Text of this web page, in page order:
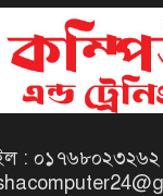
বিজ্ঞপ্তি
Dinajpur
বেসরকারি
Job
: ০১৭৬৮০২৩২৬২